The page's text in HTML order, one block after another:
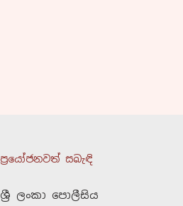
ප්‍රයෝජනවත් සබැඳි
ශ්‍රී ලංකා පොලීසිය